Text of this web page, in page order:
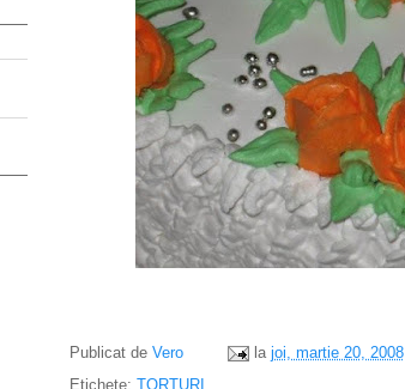
Publicat de Vero la joi, martie 20, 2008
Etichete: TORTURI